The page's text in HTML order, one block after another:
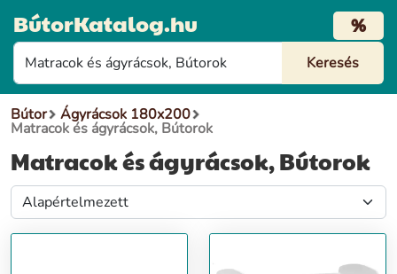
BútorKatalog.hu %
Bútor Ágyrácsok 180x200
Matracok és ágyrácsok, Bútorok
Matracok és ágyrácsok, Bútorok